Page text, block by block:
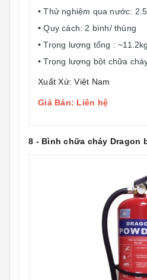
• Thử nghiệm qua nước:
• Quy cách: 2 bình/ thùng
• Trọng lượng tổng : ~11.2kg
• Trọng lượng bột chữa
Xuất Xứ: Việt Nam
Giá Bán: Liên hệ
8 - Bình chữa cháy Dragon